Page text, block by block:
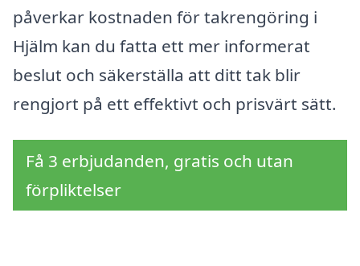
påverkar kostnaden för takrengöring i
Hjälm kan du fatta ett mer informerat
beslut och säkerställa att ditt tak blir
rengjort på ett effektivt och prisvärt sätt.
Få 3 erbjudanden, gratis och utan
förpliktelser